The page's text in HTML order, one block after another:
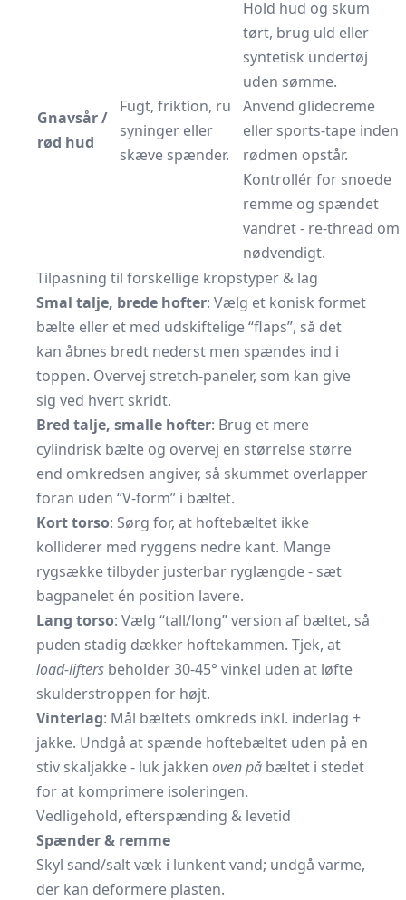
Gnavsår /
rød hud
Fugt, friktion, ru
syninger eller
skæve spænder.
Hold hud og skum
tørt, brug uld eller
syntetisk undertøj
uden sømme.
Anvend glidecreme
eller sports-tape inden
rødmen opstår.
Kontrollér for snoede
remme og spændet
vandret - re-thread om
nødvendigt.
Tilpasning til forskellige kropstyper & lag
Smal talje, brede hofter: Vælg et konisk formet
bælte eller et med udskiftelige “flaps”, så det
kan åbnes bredt nederst men spændes ind i
toppen. Overvej stretch-paneler, som kan give
sig ved hvert skridt.
Bred talje, smalle hofter: Brug et mere
cylindrisk bælte og overvej en størrelse større
end omkredsen angiver, så skummet overlapper
foran uden “V-form” i bæltet.
Kort torso: Sørg for, at hoftebæltet ikke
kolliderer med ryggens nedre kant. Mange
rygsække tilbyder justerbar ryglængde - sæt
bagpanelet én position lavere.
Lang torso: Vælg “tall/long” version af bæltet, så
puden stadig dækker hoftekammen. Tjek, at
load-lifters beholder 30-45° vinkel uden at løfte
skulderstroppen for højt.
Vinterlag: Mål bæltets omkreds inkl. inderlag +
jakke. Undgå at spænde hoftebæltet uden på en
stiv skaljakke - luk jakken oven på bæltet i stedet
for at komprimere isoleringen.
Vedligehold, efterspænding & levetid
Spænder & remme
Skyl sand/salt væk i lunkent vand; undgå varme,
der kan deformere plasten.